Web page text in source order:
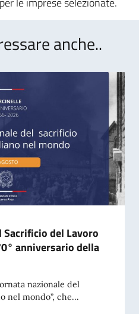
anche..
del Lavoro
anniversario della
nazionale del
nel mondo”, che...